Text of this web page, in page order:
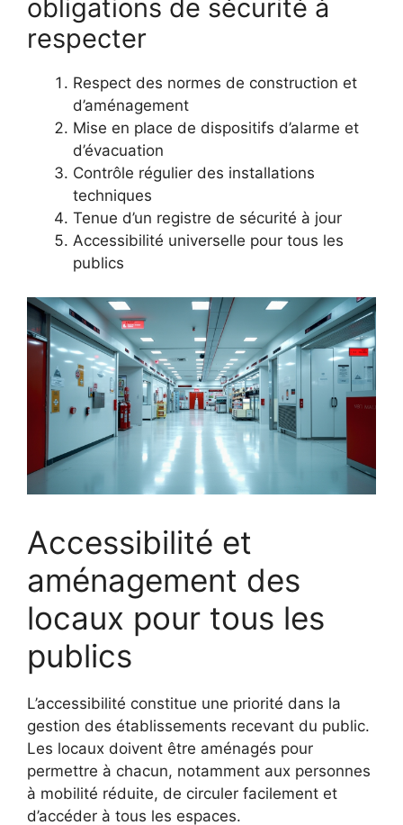
obligations de sécurité à
respecter
Respect des normes de construction et
d’aménagement
Mise en place de dispositifs d’alarme et
d’évacuation
Contrôle régulier des installations
techniques
Tenue d’un registre de sécurité à jour
Accessibilité universelle pour tous les
publics
Accessibilité et
aménagement des
locaux pour tous les
publics
L’accessibilité constitue une priorité dans la
gestion des établissements recevant du public.
Les locaux doivent être aménagés pour
permettre à chacun, notamment aux personnes
à mobilité réduite, de circuler facilement et
d’accéder à tous les espaces.